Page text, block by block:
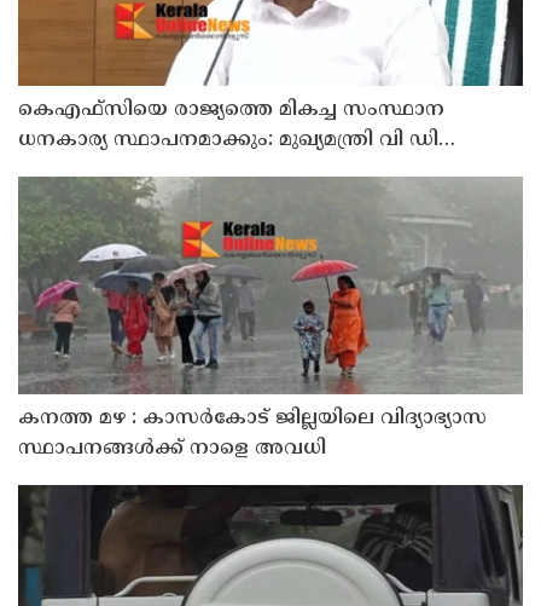
കെഎഫ്‌സിയെ രാജ്യത്തെ മികച്ച സംസ്ഥാന
ധനകാര്യ സ്ഥാപനമാക്കും: മുഖ്യമന്ത്രി വി ഡി
സതീശൻ
കനത്ത മഴ : കാസർകോട് ജില്ലയിലെ വിദ്യാഭ്യാസ
സ്ഥാപനങ്ങൾക്ക് നാളെ അവധി